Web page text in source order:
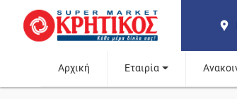
Αρχική Εταιρία